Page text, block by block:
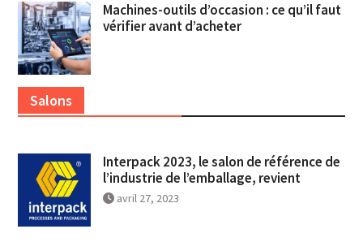
Machines-outils d’occasion : ce qu’il faut
vérifier avant d’acheter
Salons
Interpack 2023, le salon de référence de
l’industrie de l’emballage, revient
avril 27, 2023